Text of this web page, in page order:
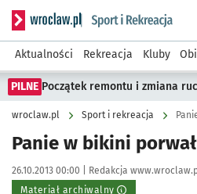
Serwis informacyjny wroclaw.pl
Aktualności Rekreacja Kluby
PILNE Początek remontu i zmiana
wroclaw.pl Sport i rekreacja
Panie w bikini
Data publikacji:
26.10.2013 00:00 | Autor:
Redakcja
Materiał archiwalny